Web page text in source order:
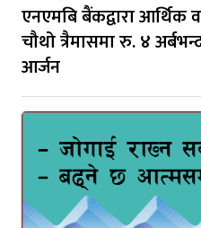
एनएमबि बैंकद्वारा आर्थिक
चौथो त्रैमासमा रु. ४
आर्जन